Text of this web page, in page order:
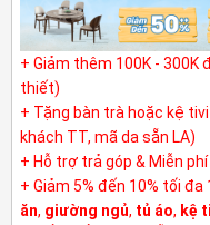
+ Giảm thêm 100K - 300K
thiết)
+ Tặng bàn trà hoặc kệ
khách TT, mã da sẵn LA)
+ Hỗ trợ trả góp & Miễn
+ Giảm 5% đến 10% tối đa
ăn, giường ngủ, tủ áo, kệ